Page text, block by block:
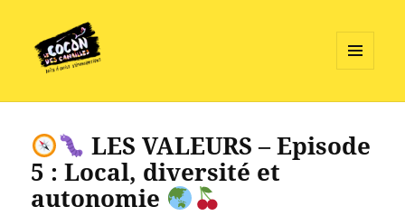
WIDGETS
LES VALEURS – Episode
5 : Local, diversité et
autonomie